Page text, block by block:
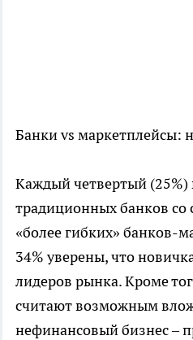
Банки vs маркетплейсы:
Каждый четвертый (25%)
традиционных банков со
«более гибких» банков-
34% уверены, что
лидеров рынка. Кроме
считают возможным
нефинансовый бизнес –